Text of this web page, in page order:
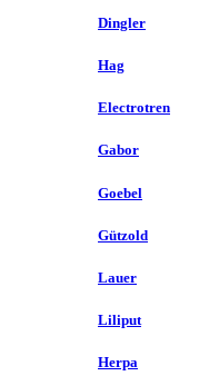
Dingler
Hag
Electrotren
Gabor
Goebel
Gützold
Lauer
Liliput
Herpa